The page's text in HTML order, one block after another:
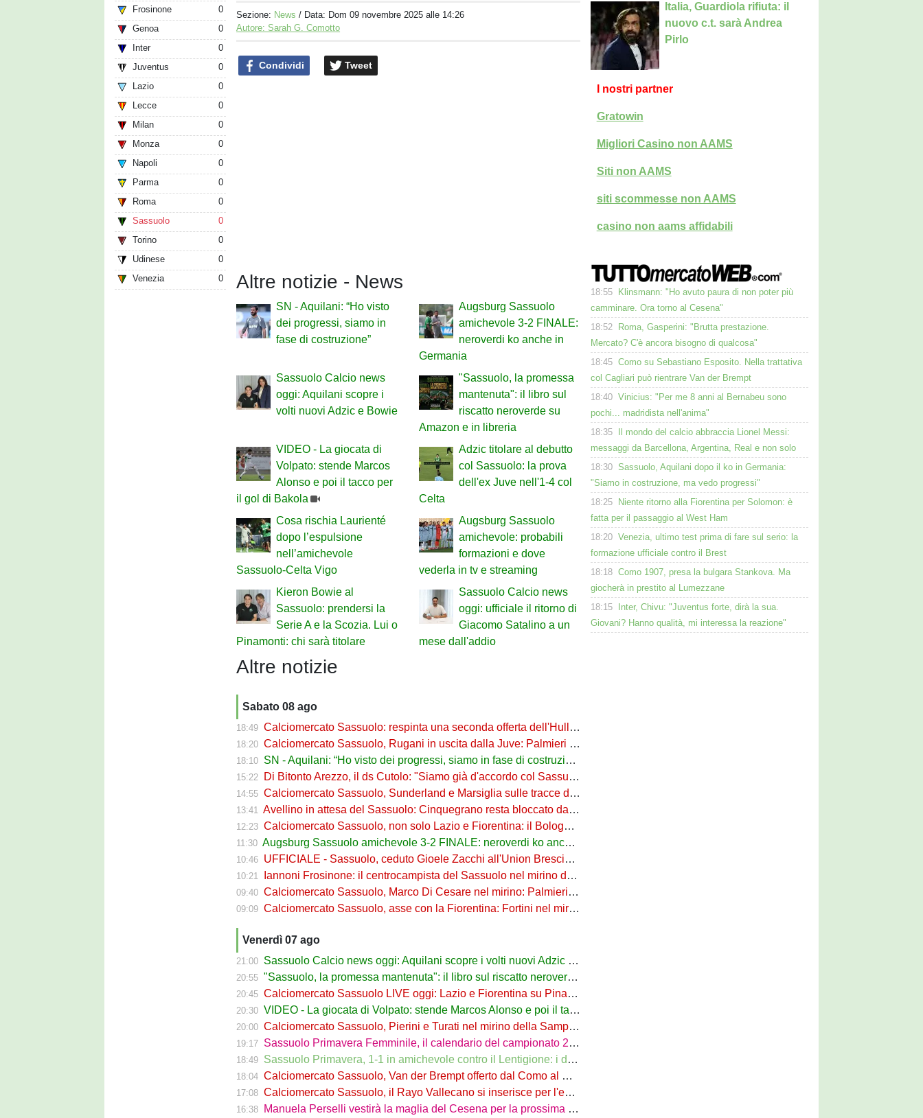
Frosinone
0
Genoa
0
Inter
0
Juventus
0
Lazio
0
Lecce
0
Milan
0
Monza
0
Napoli
0
Parma
0
Roma
0
Sassuolo
0
Torino
0
Udinese
0
Venezia
0
Sezione: News / Data: Dom 09 novembre 2025 alle 14:26
Autore: Sarah G. Comotto
Condividi Tweet
Altre notizie - News
SN - Aquilani: “Ho visto
dei progressi, siamo in
fase di costruzione”
Augsburg Sassuolo
amichevole 3-2 FINALE:
neroverdi ko anche in
Germania
Sassuolo Calcio news
oggi: Aquilani scopre i
volti nuovi Adzic e Bowie
"Sassuolo, la promessa
mantenuta": il libro sul
riscatto neroverde su
Amazon e in libreria
VIDEO - La giocata di
Volpato: stende Marcos
Alonso e poi il tacco per
il gol di Bakola
Adzic titolare al debutto
col Sassuolo: la prova
dell'ex Juve nell'1-4 col
Celta
Cosa rischia Laurienté
dopo l’espulsione
nell’amichevole
Sassuolo-Celta Vigo
Augsburg Sassuolo
amichevole: probabili
formazioni e dove
vederla in tv e streaming
Kieron Bowie al
Sassuolo: prendersi la
Serie A e la Scozia. Lui o
Pinamonti: chi sarà titolare
Sassuolo Calcio news
oggi: ufficiale il ritorno di
Giacomo Satalino a un
mese dall'addio
Altre notizie
Sabato 08 ago
18:49 Calciomercato Sassuolo: respinta una seconda offerta dell'Hull per Pinamonti
18:20 Calciomercato Sassuolo, Rugani in uscita dalla Juve: Palmieri sfida il Monza
18:10 SN - Aquilani: “Ho visto dei progressi, siamo in fase di costruzione”
15:22 Di Bitonto Arezzo, il ds Cutolo: "Siamo già d'accordo col Sassuolo"
14:55 Calciomercato Sassuolo, Sunderland e Marsiglia sulle tracce di Josh Doig
13:41 Avellino in attesa del Sassuolo: Cinquegrano resta bloccato da Aquilani
12:23 Calciomercato Sassuolo, non solo Lazio e Fiorentina: il Bologna su Pinamonti, Sartori era al Ricci
11:30 Augsburg Sassuolo amichevole 3-2 FINALE: neroverdi ko anche in Germania
10:46 UFFICIALE - Sassuolo, ceduto Gioele Zacchi all'Union Brescia: la formula
10:21 Iannoni Frosinone: il centrocampista del Sassuolo nel mirino dei ciociari
09:40 Calciomercato Sassuolo, Marco Di Cesare nel mirino: Palmieri sul centrale del Racing Avellaneda
09:09 Calciomercato Sassuolo, asse con la Fiorentina: Fortini nel mirino, Thorstvedt e Fabbian sul tavolo
Venerdì 07 ago
21:00 Sassuolo Calcio news oggi: Aquilani scopre i volti nuovi Adzic e Bowie
20:55 "Sassuolo, la promessa mantenuta": il libro sul riscatto neroverde su Amazon e in libreria
20:45 Calciomercato Sassuolo LIVE oggi: Lazio e Fiorentina su Pinamonti, rispunta Zappa
20:30 VIDEO - La giocata di Volpato: stende Marcos Alonso e poi il tacco per il gol di Bakola
20:00 Calciomercato Sassuolo, Pierini e Turati nel mirino della Sampdoria
19:17 Sassuolo Primavera Femminile, il calendario del campionato 26/27: si parte a Parma
18:49 Sassuolo Primavera, 1-1 in amichevole contro il Lentigione: i dettagli
18:04 Calciomercato Sassuolo, Van der Brempt offerto dal Como al Cagliari per avere Esposito
17:08 Calciomercato Sassuolo, il Rayo Vallecano si inserisce per l'ex Torino Obrador
16:38 Manuela Perselli vestirà la maglia del Cesena per la prossima stagione
Italia, Guardiola rifiuta: il
nuovo c.t. sarà Andrea
Pirlo
I nostri partner
Gratowin
Migliori Casino non AAMS
Siti non AAMS
siti scommesse non AAMS
casino non aams affidabili
18:55
Klinsmann: "Ho avuto paura di non poter più
camminare. Ora torno al Cesena"
18:52
Roma, Gasperini: "Brutta prestazione.
Mercato? C'è ancora bisogno di qualcosa"
18:45 Como su Sebastiano Esposito. Nella trattativa
col Cagliari può rientrare Van der Brempt
18:40 Vinicius: "Per me 8 anni al Bernabeu sono
pochi... madridista nell'anima"
18:35
Il mondo del calcio abbraccia Lionel Messi:
messaggi da Barcellona, Argentina, Real e non solo
18:30 Sassuolo, Aquilani dopo il ko in Germania:
"Siamo in costruzione, ma vedo progressi"
18:25
Niente ritorno alla Fiorentina per Solomon: è
fatta per il passaggio al West Ham
18:20 Venezia, ultimo test prima di fare sul serio: la
formazione ufficiale contro il Brest
18:18 Como 1907, presa la bulgara Stankova. Ma
giocherà in prestito al Lumezzane
18:15
Inter, Chivu: "Juventus forte, dirà la sua.
Giovani? Hanno qualità, mi interessa la reazione"